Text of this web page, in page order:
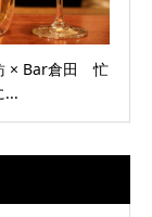
× Bar倉田 忙
...